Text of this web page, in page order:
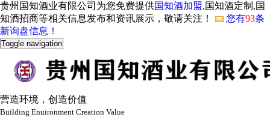
贵州国知酒业有限公司为您免费提供国知酒加盟,国知酒定制,国
知酒招商等相关信息发布和资讯展示，敬请关注！
您有93条
新询盘信息！
Toggle navigation
营造环境，创造价值
Building Enuironment Creation Value